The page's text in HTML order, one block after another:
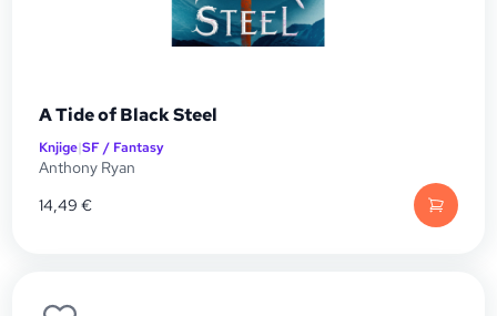
A Tide of Black Steel
Knjige|SF / Fantasy
Anthony Ryan
14,49€